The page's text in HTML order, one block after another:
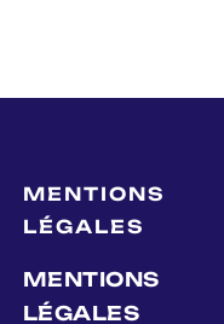
MENTIONS
LÉGALES
MENTIONS
LÉGALES